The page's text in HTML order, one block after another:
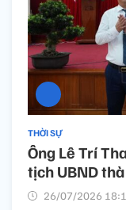
THỜI SỰ
Ông Lê Trí
tịch UBND
26/07/2026